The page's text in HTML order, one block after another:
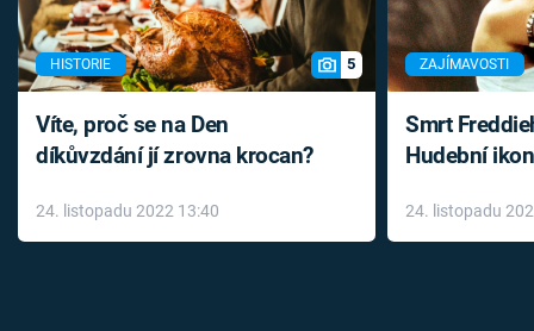
HISTORIE 5
Víte, proč se na Den
díkůvzdání jí zrovna krocan?
24. listopadu 2022 13:40
ZAJÍMAVOSTI
Smrt
Hudební
léky
24. listopadu